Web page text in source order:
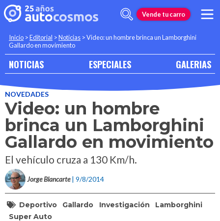
Vende tu carro
Inicio >Editorial >Noticias >Video: un hombre brinca un Lamborghini
Gallardo en movimiento
NOTICIAS ESPECIALES GALERIAS
NOVEDADES
Video: un hombre
brinca un Lamborghini
Gallardo en movimiento
El vehículo cruza a 130 Km/h.
Jorge Blancarte | 9/8/2014
Deportivo Gallardo Investigación
Lamborghini
Super Auto